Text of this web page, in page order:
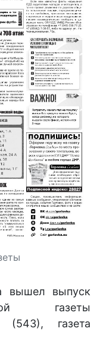
вышел выпуск
газеты
газета